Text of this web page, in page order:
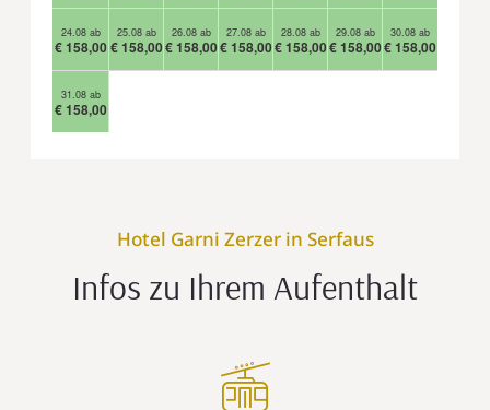
24.08 ab
€ 158,00
25.08 ab
€ 158,00
26.08 ab
€ 158,00
27.08 ab
€ 158,00
28.08 ab
€ 158,00
29.08 ab
€ 158,00
30.08 ab
€ 158,00
31.08 ab
€ 158,00
Infos zu Ihrem Aufenthalt
Hotel Garni Zerzer in Serfaus